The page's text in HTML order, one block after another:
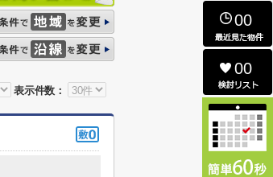
表示件数：
00
00